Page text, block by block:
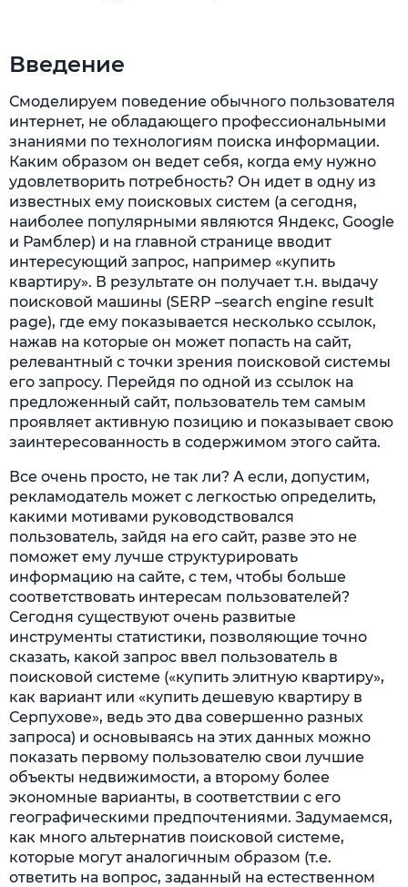
Введение
Смоделируем поведение обычного пользователя
интернет, не обладающего профессиональными
знаниями по технологиям поиска информации.
Каким образом он ведет себя, когда ему нужно
удовлетворить потребность? Он идет в одну из
известных ему поисковых систем (а сегодня,
наиболее популярными являются Яндекс, Google
и Рамблер) и на главной странице вводит
интересующий запрос, например «купить
квартиру». В результате он получает т.н. выдачу
поисковой машины (SERP –search engine result
page), где ему показывается несколько ссылок,
нажав на которые он может попасть на сайт,
релевантный с точки зрения поисковой системы
его запросу. Перейдя по одной из ссылок на
предложенный сайт, пользователь тем самым
проявляет активную позицию и показывает свою
заинтересованность в содержимом этого сайта.
Все очень просто, не так ли? А если, допустим,
рекламодатель может с легкостью определить,
какими мотивами руководствовался
пользователь, зайдя на его сайт, разве это не
поможет ему лучше структурировать
информацию на сайте, с тем, чтобы больше
соответствовать интересам пользователей?
Сегодня существуют очень развитые
инструменты статистики, позволяющие точно
сказать, какой запрос ввел пользователь в
поисковой системе («купить элитную квартиру»,
как вариант или «купить дешевую квартиру в
Серпухове», ведь это два совершенно разных
запроса) и основываясь на этих данных можно
показать первому пользователю свои лучшие
объекты недвижимости, а второму более
экономные варианты, в соответствии с его
географическими предпочтениями. Задумаемся,
как много альтернатив поисковой системе,
которые могут аналогичным образом (т.е.
ответить на вопрос, заданный на естественном